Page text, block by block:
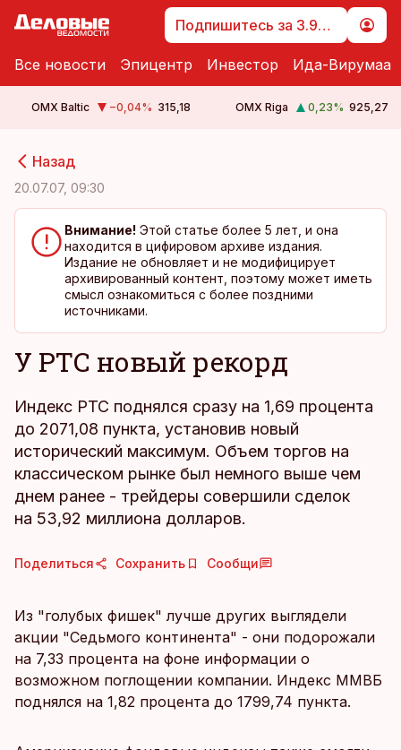
Подпишитесь за 3.99 €
Все новости Эпицентр Инвестор Ида-Вирумаа
OMX Baltic −0,04% 315,18 OMX Riga 0,23% 925,27
Назад
20.07.07, 09:30
Внимание! Этой статье более 5 лет, и она
находится в цифировом архиве издания.
Издание не обновляет и не модифицирует
архивированный контент, поэтому может иметь
смысл ознакомиться с более поздними
источниками.
У РТС новый рекорд
Индекс РТС поднялся сразу на 1,69 процента
до 2071,08 пункта, установив новый
исторический максимум. Объем торгов на
классическом рынке был немного выше чем
днем ранее - трейдеры совершили сделок
на 53,92 миллиона долларов.
Поделиться Сохранить Сообщи
Из "голубых фишек" лучше других выглядели
акции "Седьмого континента" - они подорожали
на 7,33 процента на фоне информации о
возможном поглощении компании. Индекс ММВБ
поднялся на 1,82 процента до 1799,74 пункта.